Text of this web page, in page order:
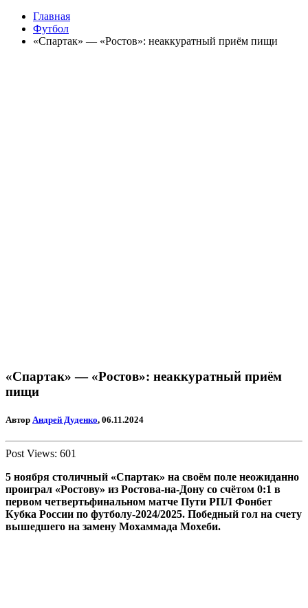
Главная
Футбол
«Спартак» — «Ростов»: неаккуратный приём пищи
«Спартак» — «Ростов»: неаккуратный приём
пищи
Автор Андрей Дуденко, 06.11.2024
Post Views: 601
5 ноября столичный «Спартак» на своём поле неожиданно
проиграл «Ростову» из Ростова-на-Дону со счётом 0:1 в
первом четвертьфинальном матче Пути РПЛ Фонбет
Кубка России по футболу-2024/2025. Победный гол на счету
вышедшего на замену Мохаммада Мохеби.